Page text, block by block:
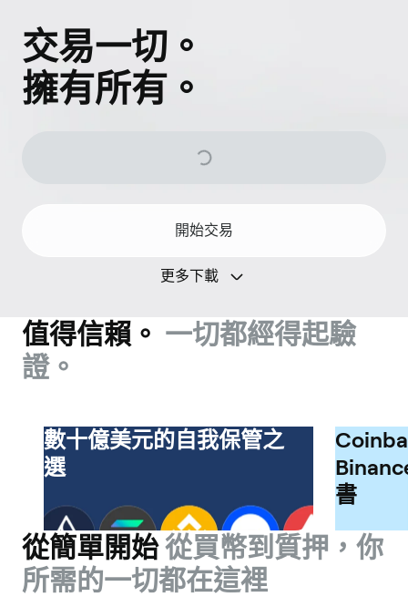
交易一切。
擁有所有。
開始交易
更多下載
值得信賴。 一切都經得起驗
證。
數十億美元的自我保管之
選
書
從簡單開始從買幣到質押，你
所需的一切都在這裡